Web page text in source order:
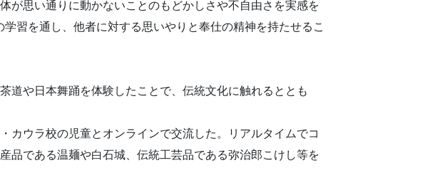
が思い通りに動かないことのもどかしさや不自由さを実感を
習を通し、他者に対する思いやりと奉仕の精神を持たせるこ
道や日本舞踊を体験したことで、伝統文化に触れるととも
カウラ校の児童とオンラインで交流した。リアルタイムでコ
品である温麺や白石城、伝統工芸品である弥治郎こけし等を